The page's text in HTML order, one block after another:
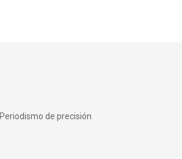
Periodismo de precisión